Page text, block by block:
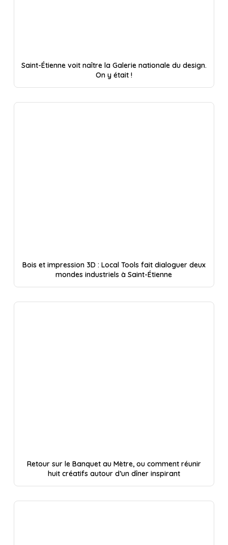
Saint-Étienne voit naître la Galerie nationale du design.
On y était !
Bois et impression 3D : Local Tools fait dialoguer deux
mondes industriels à Saint-Étienne
Retour sur le Banquet au Mètre, ou comment réunir
huit créatifs autour d’un dîner inspirant